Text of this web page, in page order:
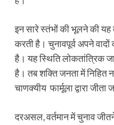
इन सारे स्तंभों की भूलने की यह
करती है। चुनावपूर्व अपने
है। यह स्थिति लोकतांत्रिक
है। तब शक्ति जनता में निहित
चाणक्यीय फार्मूला द्वारा जीता
दरअसल, वर्तमान में चुनाव